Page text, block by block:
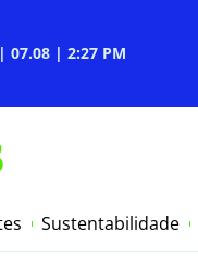
07.08 | 2:27 PM
Sustentabilidade